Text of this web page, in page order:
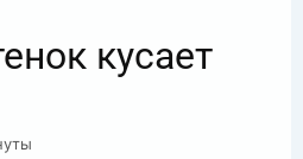
кусает